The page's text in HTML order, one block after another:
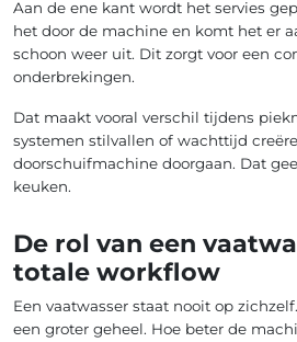
Aan de ene kant wordt het servies
het door de machine en komt het er
schoon weer uit. Dit zorgt voor een
onderbrekingen.
Dat maakt vooral verschil tijdens
systemen stilvallen of wachttijd
doorschuifmachine doorgaan. Dat
keuken.
De rol van een
totale workflow
Een vaatwasser staat nooit op
een groter geheel. Hoe beter de